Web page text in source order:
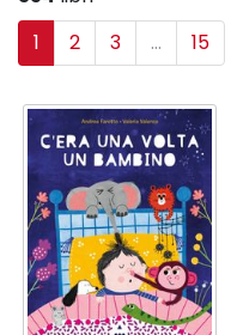
1
2 3 ... 15